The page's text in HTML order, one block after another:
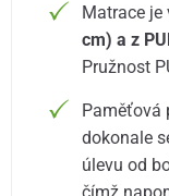
Matrace
cm) a z
Pružnost
Paměťová
dokonale
úlevu od